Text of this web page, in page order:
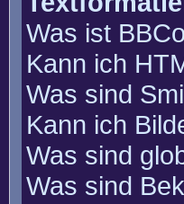
Was ist
Kann ich
Was sind
Kann ich
Was sind
Was sind